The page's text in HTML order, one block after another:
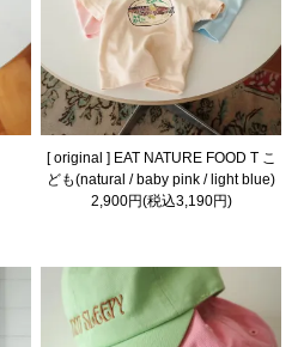
[ original ] EAT NATURE FOOD T こ
ども(natural / baby pink / light blue)
2,900円(税込3,190円)